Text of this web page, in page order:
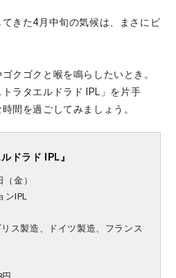
きた4月中旬の気候は、まさにビ
クゴクと喉を鳴らしたいとき。
ラタエルドラド IPL」を片手
間を過ごしてみましょう。
ドラド IPL 』
金）
ンIPL
ス製造、ドイツ製造、フランス